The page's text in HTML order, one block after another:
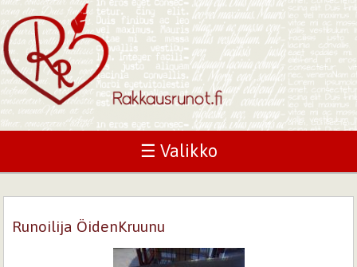
☰ Valikko
Runoilija ÖidenKruunu